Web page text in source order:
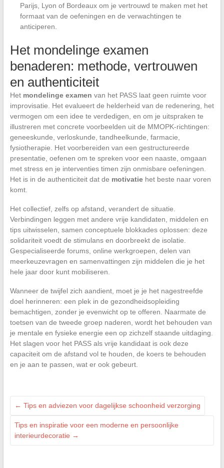
Parijs, Lyon of Bordeaux om je vertrouwd te maken met het
formaat van de oefeningen en de verwachtingen te
anticiperen.
Het mondelinge examen
benaderen: methode, vertrouwen
en authenticiteit
Het mondelinge examen van het PASS laat geen ruimte voor
improvisatie. Het evalueert de helderheid van de redenering, het
vermogen om een idee te verdedigen, en om je uitspraken te
illustreren met concrete voorbeelden uit de MMOPK-richtingen:
geneeskunde, verloskunde, tandheelkunde, farmacie,
fysiotherapie. Het voorbereiden van een gestructureerde
presentatie, oefenen om te spreken voor een naaste, omgaan
met stress en je interventies timen zijn onmisbare oefeningen.
Het is in de authenticiteit dat de motivatiehet beste naar voren
komt.
Het collectief, zelfs op afstand, verandert de situatie.
Verbindingen leggen met andere vrije kandidaten, middelen en
tips uitwisselen, samen conceptuele blokkades oplossen: deze
solidariteit voedt de stimulans en doorbreekt de isolatie.
Gespecialiseerde forums, online werkgroepen, delen van
meerkeuzevragen en samenvattingen zijn middelen die je het
hele jaar door kunt mobiliseren.
Wanneer de twijfel zich aandient, moet je je het nagestreefde
doel herinneren: een plek in de gezondheidsopleiding
bemachtigen, zonder je evenwicht op te offeren. Naarmate de
toetsen van de tweede groep naderen, wordt het behouden van
je mentale en fysieke energie een op zichzelf staande uitdaging.
Het slagen voor het PASS als vrije kandidaat is ook deze
capaciteit om de afstand vol te houden, de koers te behouden
en je aan te passen, wat er ook gebeurt.
← Tips en adviezen voor dagelijkse schoonheid verzorging
Tips en inspiratie voor een moderne en persoonlijke
interieurdecoratie →